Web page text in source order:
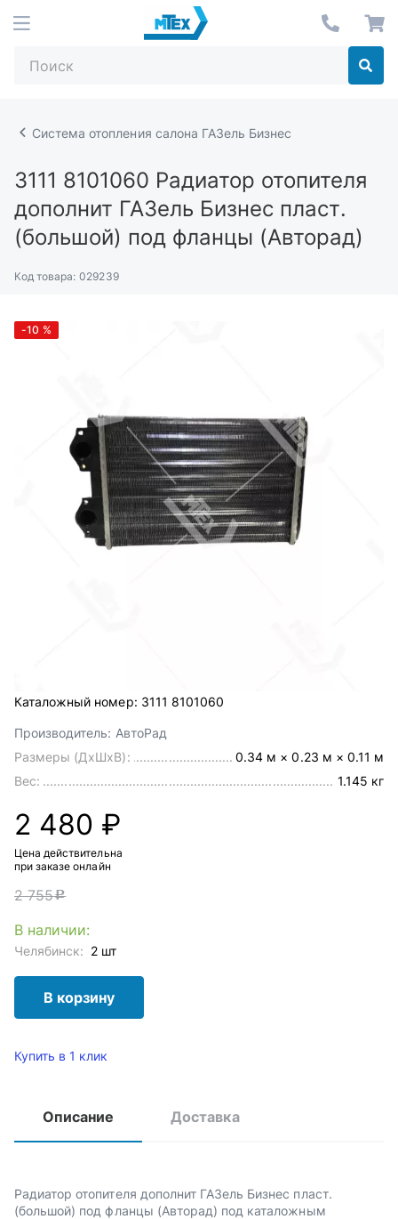
Система отопления салона ГАЗель Бизнес
3111 8101060 Радиатор отопителя
дополнит ГАЗель Бизнес пласт.
(большой) под фланцы (Авторад)
Код товара: 029239
-10 %
Каталожный номер: 3111 8101060
Производитель: АвтоРад
Размеры (ДхШхВ):
0.34 м × 0.23 м × 0.11 м
Вес:
1.145 кг
2 480 ₽
Цена действительна
при заказе онлайн
2 755c
В наличии:
Челябинск: 2 шт
В корзину
Купить в 1 клик
Описание Доставка
Радиатор отопителя дополнит ГАЗель Бизнес пласт.
(большой) под фланцы (Авторад) под каталожным